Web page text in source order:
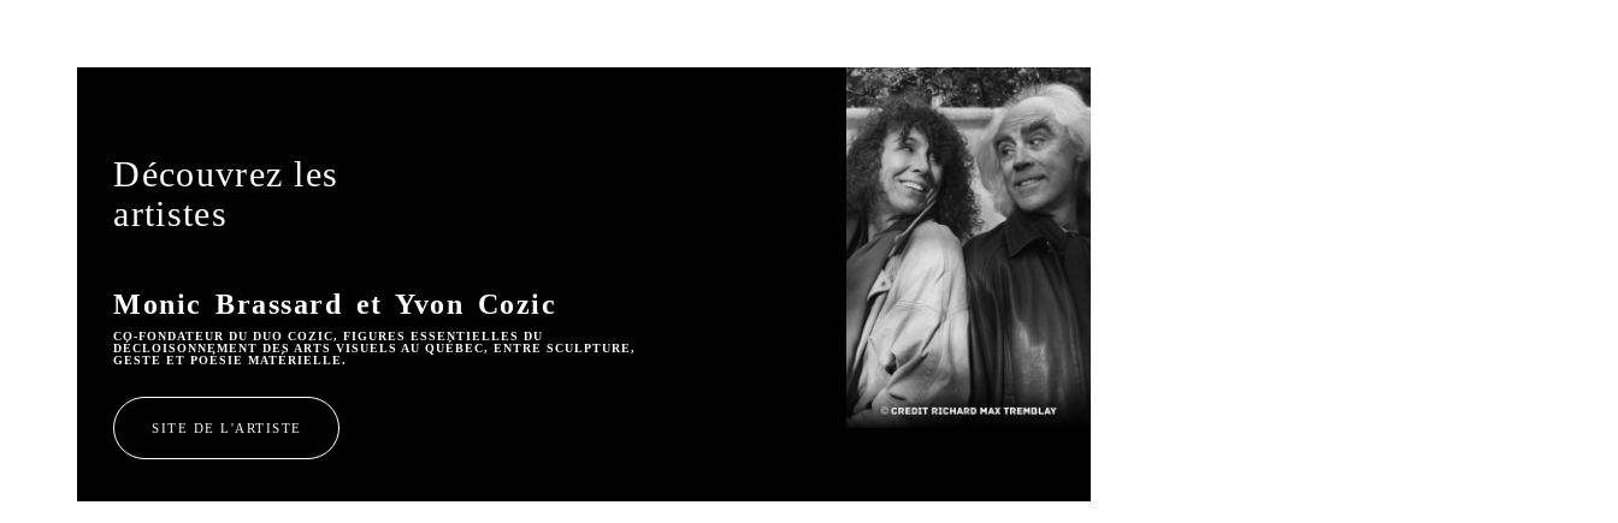
Découvrez les
artistes
Monic Brassard et Yvon Cozic
CO-FONDATEUR DU DUO COZIC, FIGURES ESSENTIELLES DU
DÉCLOISONNEMENT DES ARTS VISUELS AU QUÉBEC, ENTRE SCULPTURE,
GESTE ET POÉSIE MATÉRIELLE.
SITE DE L'ARTISTE